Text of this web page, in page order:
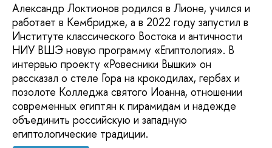
Александр Локтионов родился в Лионе, учился и
работает в Кембридже, а в 2022 году запустил в
Институте классического Востока и античности
НИУ ВШЭ новую программу «Египтология». В
интервью проекту «Ровесники Вышки» он
рассказал о стеле Гора на крокодилах, гербах и
позолоте Колледжа святого Иоанна, отношении
современных египтян к пирамидам и надежде
объединить российскую и западную
египтологические традиции.